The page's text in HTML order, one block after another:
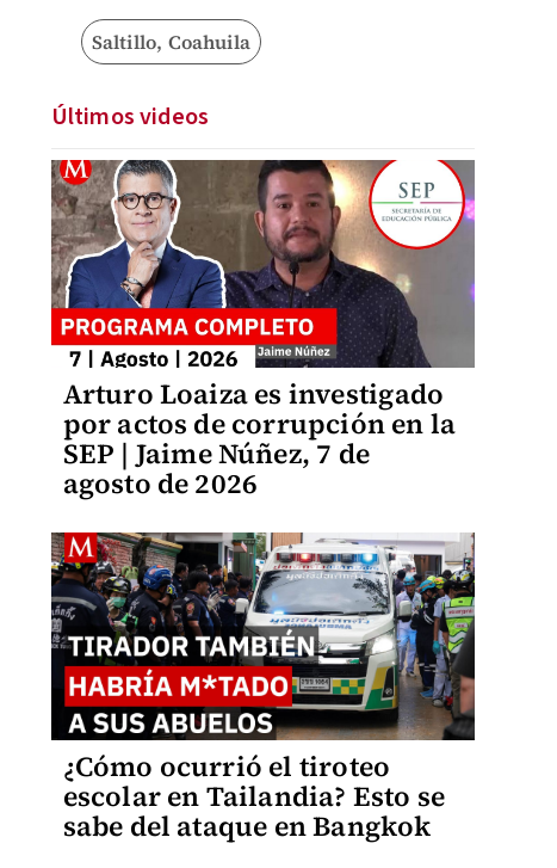
Saltillo, Coahuila
Últimos videos
Arturo Loaiza es investigado
por actos de corrupción en la
SEP | Jaime Núñez, 7 de
agosto de 2026
¿Cómo ocurrió el tiroteo
escolar en Tailandia? Esto se
sabe del ataque en Bangkok